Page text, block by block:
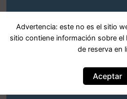
Advertencia: este no es el sitio
sitio contiene información sobre el
de reserva en
Aceptar